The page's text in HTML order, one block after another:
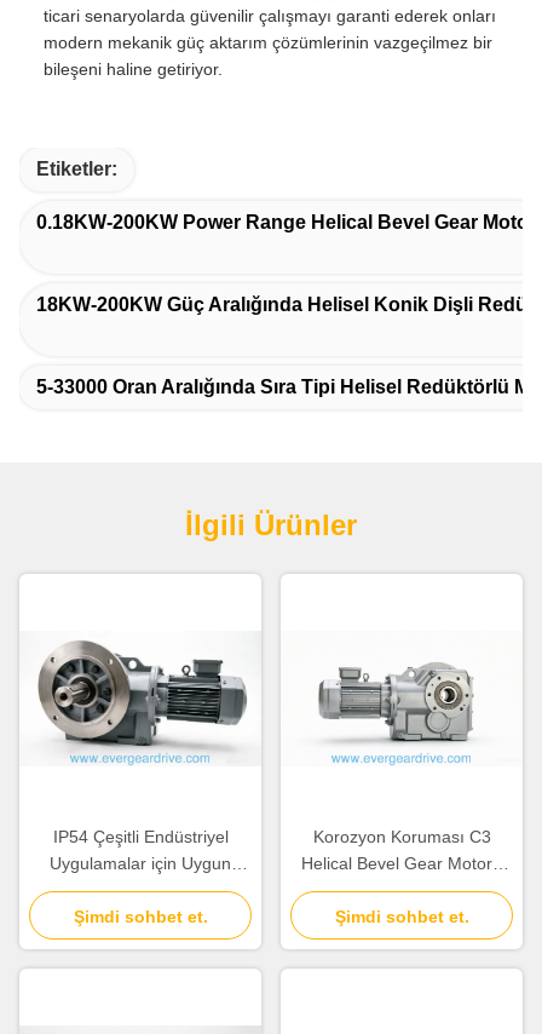
ticari senaryolarda güvenilir çalışmayı garanti ederek onları
modern mekanik güç aktarım çözümlerinin vazgeçilmez bir
bileşeni haline getiriyor.
Etiketler:
0.18KW-200KW Power Range Helical Bevel Gear Motor
18KW-200KW Güç Aralığında Helisel Konik Dişli
5-33000 Oran Aralığında Sıra Tipi Helisel Redüktörlü
İlgili Ürünler
IP54 Çeşitli Endüstriyel
Uygulamalar için Uygun
40Cr ve 20CrMnTi Akçayı
Malzemesi Olan Helical
Bevel Gear Motor
Şimdi sohbet et.
Korozyon Koruması C3
Helical Bevel Gear Motoru
Ağır Görev için İdeal
Şimdi sohbet et.